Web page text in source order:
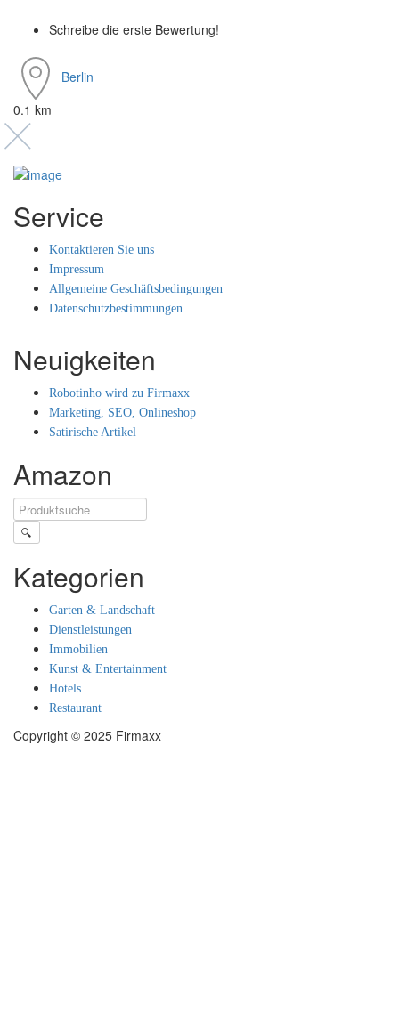
Schreibe die erste Bewertung!
Berlin
0.1 km
Service
Kontaktieren Sie uns
Impressum
Allgemeine Geschäftsbedingungen
Datenschutzbestimmungen
Neuigkeiten
Robotinho wird zu Firmaxx
Marketing, SEO, Onlineshop
Satirische Artikel
Amazon
🔍
Kategorien
Garten & Landschaft
Dienstleistungen
Immobilien
Kunst & Entertainment
Hotels
Restaurant
Copyright © 2025 Firmaxx